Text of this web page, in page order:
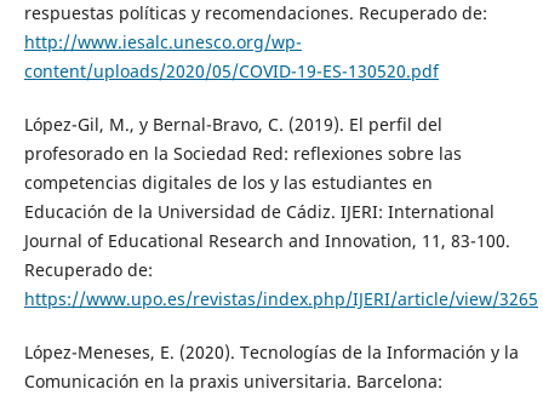
respuestas políticas y recomendaciones. Recuperado de:
http://www.iesalc.unesco.org/wp-
content/uploads/2020/05/COVID-19-ES-130520.pdf
López-Gil, M., y Bernal-Bravo, C. (2019). El perfil del
profesorado en la Sociedad Red: reflexiones sobre las
competencias digitales de los y las estudiantes en
Educación de la Universidad de Cádiz. IJERI: International
Journal of Educational Research and Innovation, 11, 83-100.
Recuperado de:
https://www.upo.es/revistas/index.php/IJERI/article/view/3265
López-Meneses, E. (2020). Tecnologías de la Información y la
Comunicación en la praxis universitaria. Barcelona: